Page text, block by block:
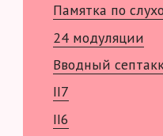
Памятка по
24 модуляции
Вводный
II7
II6